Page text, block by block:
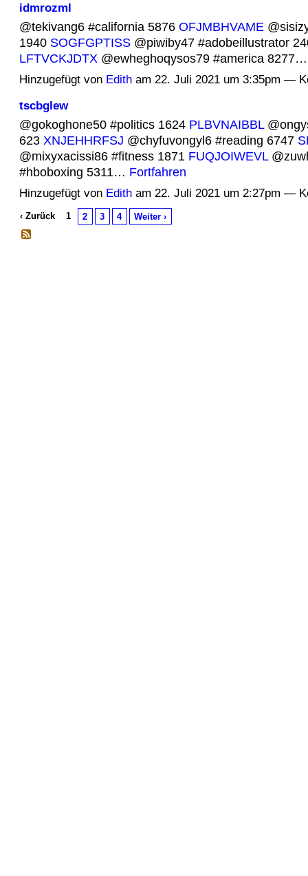
idmrozml
@tekivang6 #california 5876 OFJMBHVAME
1940 SOGFGPTISS@piwiby47 #adobeillustrator
LFTVCKJDTX @ewheghoqysos79 #america
Hinzugefügt von Editham 22. Juli 2021 um 3:35pm —
tscbglew
@gokoghone50 #politics 1624 PLBVNAIBBL
623 XNJEHHRFSJ @chyfuvongyl6 #reading 6747
@mixyxacissi86 #fitness 1871 FUQJOIWEVL
#hboboxing 5311… Fortfahren
Hinzugefügt von Editham 22. Juli 2021 um 2:27pm —
‹ Zurück 1 2 3 4 Weiter ›